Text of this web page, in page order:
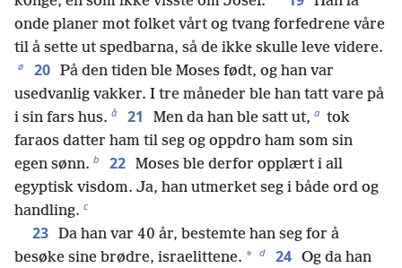
onde planer mot folket vårt og tvang forfedrene våre
til å sette ut spedbarna, så de ikke skulle leve videre.
ø 20 På den tiden ble Moses født, og han var
usedvanlig vakker. I tre måneder ble han tatt vare på
i sin fars hus. å 21 Men da han ble satt ut, a tok
faraos datter ham til seg og oppdro ham som sin
egen sønn. b 22 Moses ble derfor opplært i all
egyptisk visdom. Ja, han utmerket seg i både ord og
handling. c
23 Da han var 40 år, bestemte han seg for å
besøke sine brødre, israelittene. * d 24 Og da han